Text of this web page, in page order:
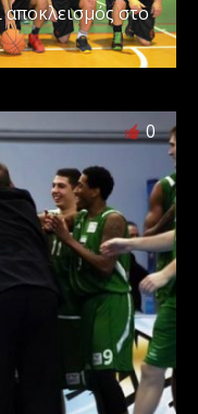
στο
0